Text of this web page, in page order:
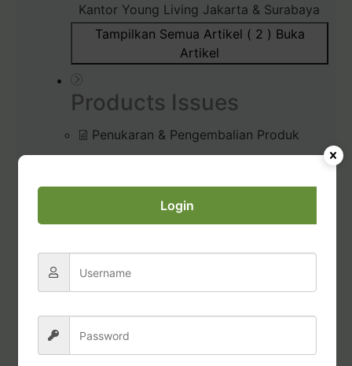
Kantor Young Living Jakarta & Surabaya
Tampilkan Semua Artikel ( 2 ) Buka
Artikel
Products Issues
Penukaran & Pengembalian Produk
Produk Bermasalah
Prosedur Unboxing (Membuka)
Diffuser Rusak / Bermasalah
Commissions & Tax
Pembayaran Bonus Komisi
Permohonan Laporan Pajak
Login